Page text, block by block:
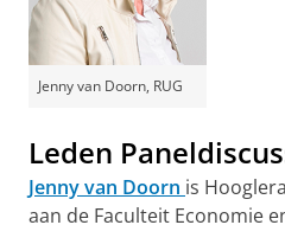
Jenny van Doorn, RUG
Leden
Jenny van Doorn is
aan de Faculteit Economie